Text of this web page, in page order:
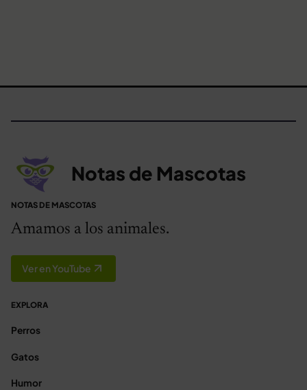
Notas de Mascotas
NOTAS DE MASCOTAS
Amamos a los animales.
Ver en YouTube
EXPLORA
Perros
Gatos
Humor